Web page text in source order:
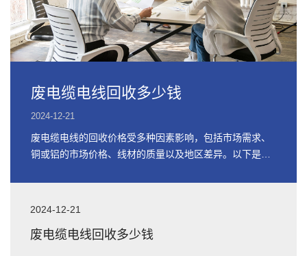
废电缆电线回收多少钱
2024-12-21
废电缆电线的回收价格受多种因素影响，包括市场需求、
铜或铝的市场价格、线材的质量以及地区差异。以下是关
2024-12-21
废电缆电线回收多少钱